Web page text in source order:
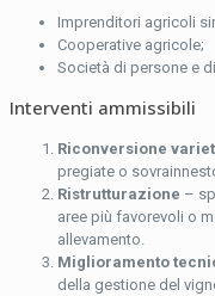
Imprenditori agricoli
Cooperative agricole;
Società di persone e
Interventi ammissibili
Riconversione
pregiate o
Ristrutturazione –
aree più favorevoli o
allevamento.
Miglioramento
della gestione del